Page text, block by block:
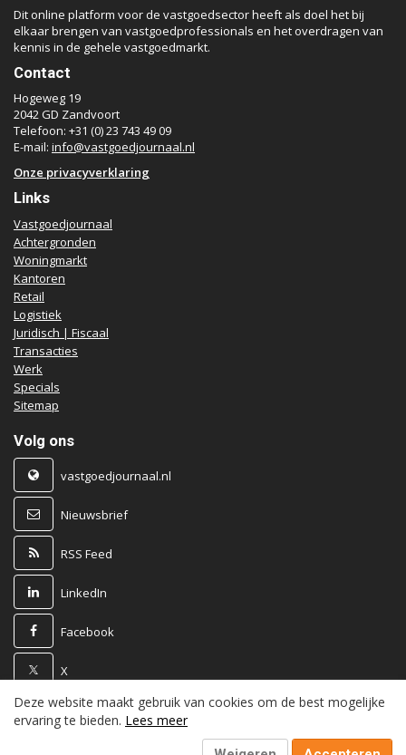
Dit online platform voor de vastgoedsector heeft als doel het bij
elkaar brengen van vastgoedprofessionals en het overdragen van
kennis in de gehele vastgoedmarkt.
Contact
Hogeweg 19
2042 GD Zandvoort
Telefoon: +31 (0) 23 743 49 09
E-mail: info@vastgoedjournaal.nl
Onze privacyverklaring
Links
Vastgoedjournaal
Achtergronden
Woningmarkt
Kantoren
Retail
Logistiek
Juridisch | Fiscaal
Transacties
Werk
Specials
Sitemap
Volg ons
vastgoedjournaal.nl
Nieuwsbrief
RSS Feed
LinkedIn
Facebook
X
Powered by
Deze website maakt gebruik van cookies om de best mogelijke
ervaring te bieden. Lees meer